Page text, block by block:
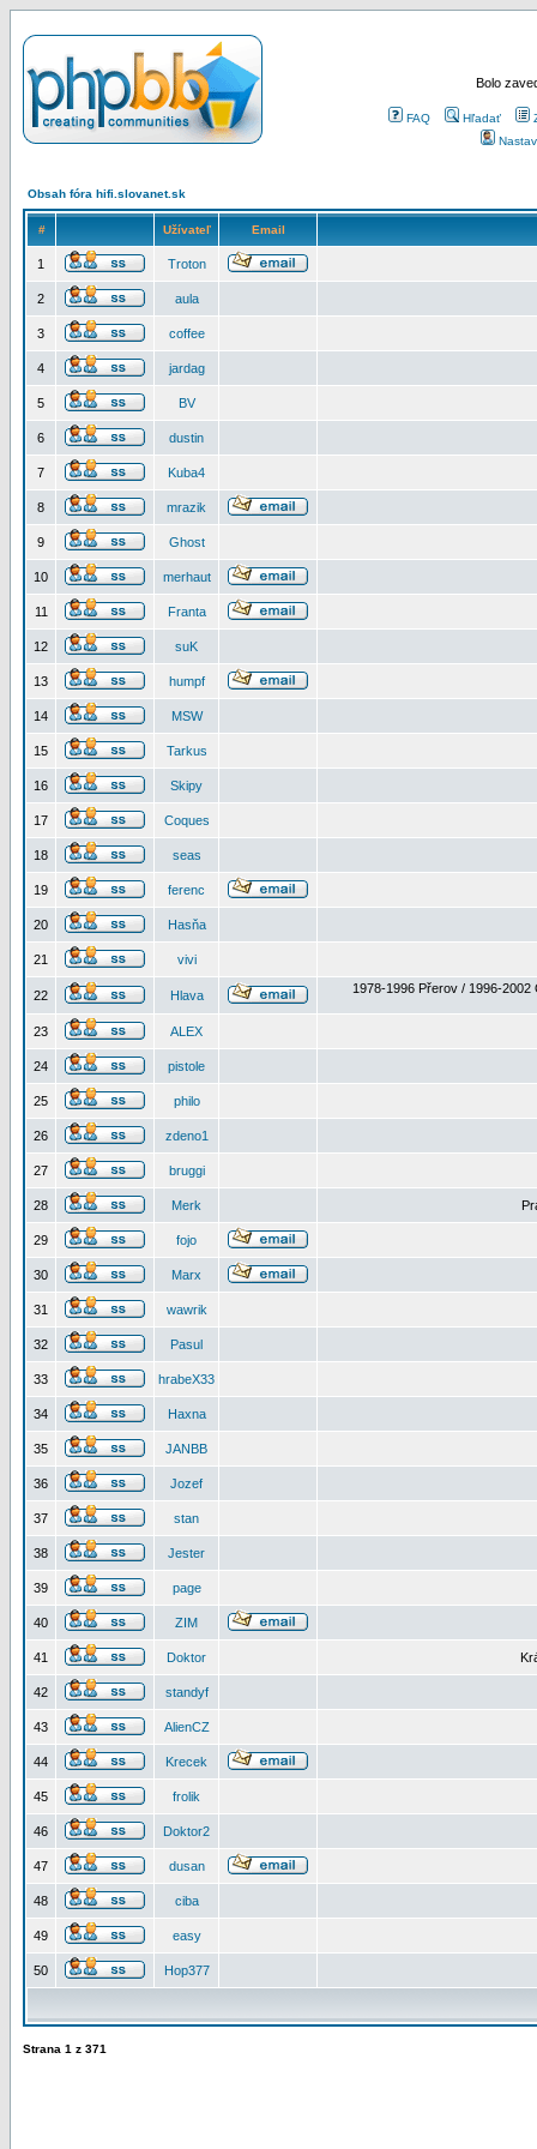
Bolo
FAQ Hľadať
Obsah fóra hifi.slovanet.sk
# Užívateľ Email
1 Troton
2 aula
3 coffee
4 jardag
5 BV
6 dustin
7 Kuba4
8 mrazik
9 Ghost
10 merhaut
11 Franta
12 suK
13 humpf
14 MSW
15 Tarkus
16 Skipy
17 Coques
18 seas
19 ferenc
20 Hasňa
21 vivi
22 Hlava 1978-1996 Přerov / 1996-2002
23 ALEX
24 pistole
25 philo
26 zdeno1
27 bruggi
28 Merk
29 fojo
30 Marx
31 wawrik
32 Pasul
33 hrabeX33
34 Haxna
35 JANBB
36 Jozef
37 stan
38 Jester
39 page
40 ZIM
41 Doktor
42 standyf
43 AlienCZ
44 Krecek
45 frolik
46 Doktor2
47 dusan
48 ciba
49 easy
50 Hop377
Strana 1 z 371